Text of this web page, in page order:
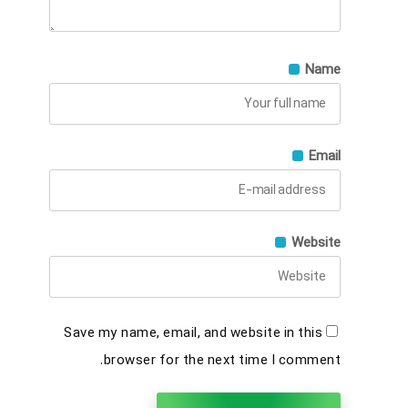
Name
Email
Website
Save my name, email, and website in this
browser for the next time I comment.